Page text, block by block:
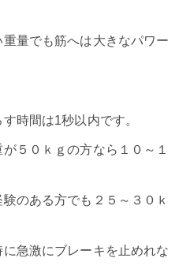
量でも筋へは大きなパワー
時間は1秒以内です。
５０ｋｇの方なら１０～１
のある方でも２５～３０ｋ
急激にブレーキを止めれな